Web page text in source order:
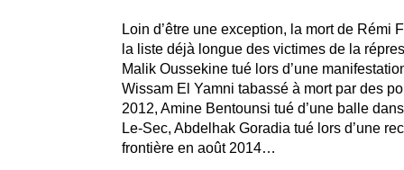
Loin d’être une exception, la mort de Rémi
la liste déjà longue des victimes de la
Malik Oussekine tué lors d’une
Wissam El Yamni tabassé à mort par des
2012, Amine Bentounsi tué d’une balle
Le-Sec, Abdelhak Goradia tué lors d’une
frontière en août 2014…